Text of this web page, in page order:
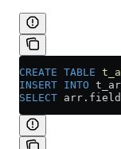
CREATE TABLE
INSERT INTO
SELECT arr .